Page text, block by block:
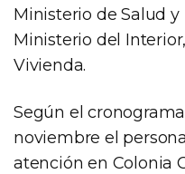
Ministerio de Salud y
Ministerio del
Vivienda.
Según el cronograma
noviembre el
atención en Colonia